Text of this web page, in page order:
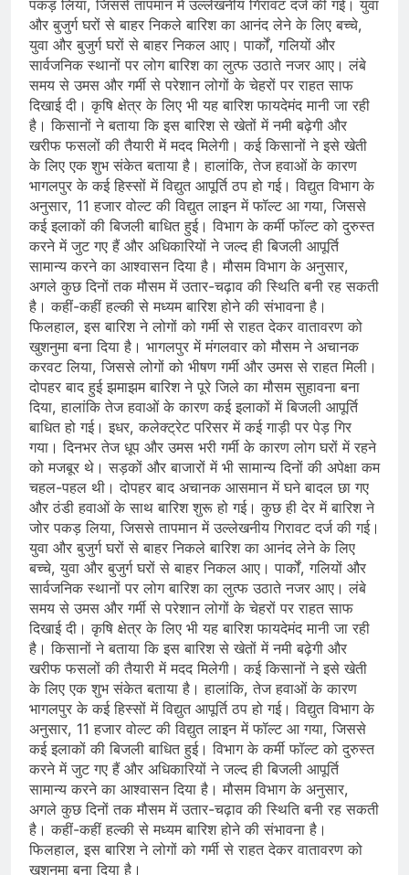
पकड़ लिया, जिससे तापमान में उल्लेखनीय गिरावट दर्ज की गई। युवा
और बुजुर्ग घरों से बाहर निकले बारिश का आनंद लेने के लिए बच्चे,
युवा और बुजुर्ग घरों से बाहर निकल आए। पार्कों, गलियों और
सार्वजनिक स्थानों पर लोग बारिश का लुत्फ उठाते नजर आए। लंबे
समय से उमस और गर्मी से परेशान लोगों के चेहरों पर राहत साफ
दिखाई दी। कृषि क्षेत्र के लिए भी यह बारिश फायदेमंद मानी जा रही
है। किसानों ने बताया कि इस बारिश से खेतों में नमी बढ़ेगी और
खरीफ फसलों की तैयारी में मदद मिलेगी। कई किसानों ने इसे खेती
के लिए एक शुभ संकेत बताया है। हालांकि, तेज हवाओं के कारण
भागलपुर के कई हिस्सों में विद्युत आपूर्ति ठप हो गई। विद्युत विभाग के
अनुसार, 11 हजार वोल्ट की विद्युत लाइन में फॉल्ट आ गया, जिससे
कई इलाकों की बिजली बाधित हुई। विभाग के कर्मी फॉल्ट को दुरुस्त
करने में जुट गए हैं और अधिकारियों ने जल्द ही बिजली आपूर्ति
सामान्य करने का आश्वासन दिया है। मौसम विभाग के अनुसार,
अगले कुछ दिनों तक मौसम में उतार-चढ़ाव की स्थिति बनी रह सकती
है। कहीं-कहीं हल्की से मध्यम बारिश होने की संभावना है।
फिलहाल, इस बारिश ने लोगों को गर्मी से राहत देकर वातावरण को
खुशनुमा बना दिया है। भागलपुर में मंगलवार को मौसम ने अचानक
करवट लिया, जिससे लोगों को भीषण गर्मी और उमस से राहत मिली।
दोपहर बाद हुई झमाझम बारिश ने पूरे जिले का मौसम सुहावना बना
दिया, हालांकि तेज हवाओं के कारण कई इलाकों में बिजली आपूर्ति
बाधित हो गई। इधर, कलेक्ट्रेट परिसर में कई गाड़ी पर पेड़ गिर
गया। दिनभर तेज धूप और उमस भरी गर्मी के कारण लोग घरों में रहने
को मजबूर थे। सड़कों और बाजारों में भी सामान्य दिनों की अपेक्षा कम
चहल-पहल थी। दोपहर बाद अचानक आसमान में घने बादल छा गए
और ठंडी हवाओं के साथ बारिश शुरू हो गई। कुछ ही देर में बारिश ने
जोर पकड़ लिया, जिससे तापमान में उल्लेखनीय गिरावट दर्ज की गई।
युवा और बुजुर्ग घरों से बाहर निकले बारिश का आनंद लेने के लिए
बच्चे, युवा और बुजुर्ग घरों से बाहर निकल आए। पार्कों, गलियों और
सार्वजनिक स्थानों पर लोग बारिश का लुत्फ उठाते नजर आए। लंबे
समय से उमस और गर्मी से परेशान लोगों के चेहरों पर राहत साफ
दिखाई दी। कृषि क्षेत्र के लिए भी यह बारिश फायदेमंद मानी जा रही
है। किसानों ने बताया कि इस बारिश से खेतों में नमी बढ़ेगी और
खरीफ फसलों की तैयारी में मदद मिलेगी। कई किसानों ने इसे खेती
के लिए एक शुभ संकेत बताया है। हालांकि, तेज हवाओं के कारण
भागलपुर के कई हिस्सों में विद्युत आपूर्ति ठप हो गई। विद्युत विभाग के
अनुसार, 11 हजार वोल्ट की विद्युत लाइन में फॉल्ट आ गया, जिससे
कई इलाकों की बिजली बाधित हुई। विभाग के कर्मी फॉल्ट को दुरुस्त
करने में जुट गए हैं और अधिकारियों ने जल्द ही बिजली आपूर्ति
सामान्य करने का आश्वासन दिया है। मौसम विभाग के अनुसार,
अगले कुछ दिनों तक मौसम में उतार-चढ़ाव की स्थिति बनी रह सकती
है। कहीं-कहीं हल्की से मध्यम बारिश होने की संभावना है।
फिलहाल, इस बारिश ने लोगों को गर्मी से राहत देकर वातावरण को
खुशनुमा बना दिया है।